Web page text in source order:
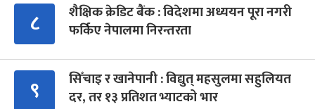
८
शैक्षिक क्रेडिट बैंक : विदेशमा अध्ययन पूरा नगरी
फर्किए नेपालमा निरन्तरता
९
सिँचाइ र खानेपानी : विद्युत् महसुलमा सहुलियत
दर, तर १३ प्रतिशत भ्याटको भार